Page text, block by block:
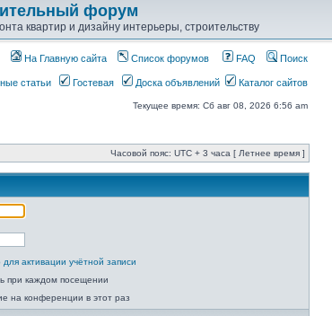
форум
квартир и дизайну интерьеры, строительству
На Главную сайта Список форумов FAQ Поиск
статьи Гостевая Доска объявлений Каталог сайтов
Текущее время: Сб авг 08, 2026 6:56 am
Часовой пояс: UTC + 3 часа [ Летнее время ]
активации учётной записи
при каждом посещении
на конференции в этот раз